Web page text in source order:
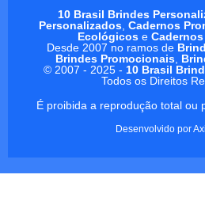
10 Brasil Brindes
Personalizados, Cadernos
Ecológicos e
Desde 2007 no ramos de
Brindes Promocionais,
© 2007 - 2025 - 10 Brasil
Todos os Direitos
É proibida a reprodução total ou
Desenvolvido por